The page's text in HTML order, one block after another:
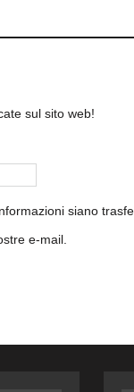
sul sito web!
siano
e-mail.